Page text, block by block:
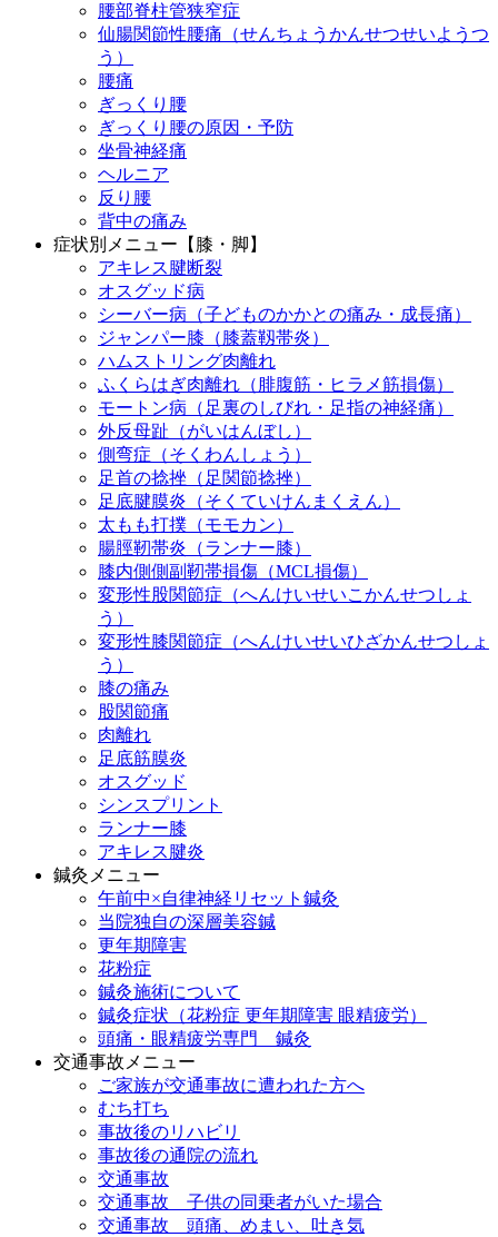
腰部脊柱管狭窄症
仙腸関節性腰痛（せんちょうかんせつせいようつ
う）
腰痛
ぎっくり腰
ぎっくり腰の原因・予防
坐骨神経痛
ヘルニア
反り腰
背中の痛み
症状別メニュー【膝・脚】
アキレス腱断裂
オスグッド病
シーバー病（子どものかかとの痛み・成長痛）
ジャンパー膝（膝蓋靱帯炎）
ハムストリング肉離れ
ふくらはぎ肉離れ（腓腹筋・ヒラメ筋損傷）
モートン病（足裏のしびれ・足指の神経痛）
外反母趾（がいはんぼし）
側弯症（そくわんしょう）
足首の捻挫（足関節捻挫）
足底腱膜炎（そくていけんまくえん）
太もも打撲（モモカン）
腸脛靭帯炎（ランナー膝）
膝内側側副靭帯損傷（MCL損傷）
変形性股関節症（へんけいせいこかんせつしょ
う）
変形性膝関節症（へんけいせいひざかんせつしょ
う）
膝の痛み
股関節痛
肉離れ
足底筋膜炎
オスグッド
シンスプリント
ランナー膝
アキレス腱炎
鍼灸メニュー
午前中×自律神経リセット鍼灸
当院独自の深層美容鍼
更年期障害
花粉症
鍼灸施術について
鍼灸症状（花粉症 更年期障害 眼精疲労）
頭痛・眼精疲労専門 鍼灸
交通事故メニュー
ご家族が交通事故に遭われた方へ
むち打ち
事故後のリハビリ
事故後の通院の流れ
交通事故
交通事故 子供の同乗者がいた場合
交通事故 頭痛、めまい、吐き気